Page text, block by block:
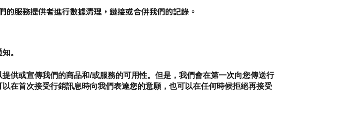
服務提供者進行數據清理，鏈接或合併我們的記錄。
。
供或宣傳我們的商品和/或服務的可用性。但是，我們會在第一次向您傳送行
在首次接受行銷訊息時向我們表達您的意願，也可以在任何時候拒絕再接受